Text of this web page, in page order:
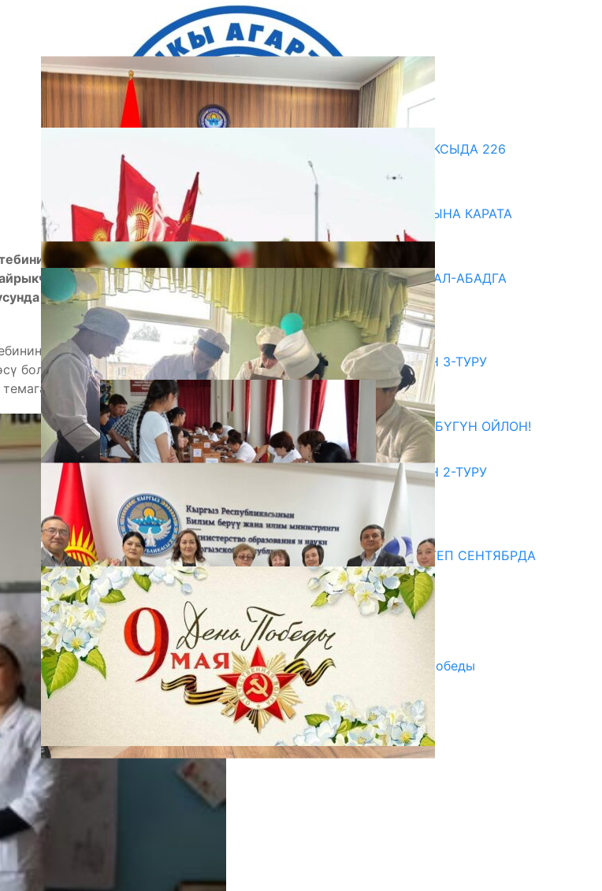
мугалимдери Айылдык
кыш учурундагы
талкууларды байма-бай
башталгыч классынын
болгондуктан жана деги эле
аябай кызыгаарын айтат.
Акыркы жаңылыктар
ДООР ӨЗГӨРТКӨН БИЛИМ: АКСЫДА 226
МУГАЛИМ ОКУУДАН ӨТТҮ
07.08.2026
НАРЫНДА ЖАҢЫ ОКУУ ЖЫЛЫНА КАРАТА
ДАЯРДЫКТАР ТАЛКУУЛАНДЫ
07.08.2026
«БИРИМДИК КЕРБЕНИ» ЖАЛАЛ-АБАДГА
КЕЛДИ
07.08.2026
Абитуриент
ЖОЖДОРГО КАБЫЛ АЛУУНУН 3-ТУРУ
БАШТАЛДЫ
27.07.2026
ӨЗҮҢДҮН КЕЛЕЧЕГИҢ ҮЧҮН БҮГҮН ОЙЛОН!
20.07.2026
ЖОЖДОРГО КАБЫЛ АЛУУНУН 2-ТУРУ
20.07.2026
Медиа
СУЗАКТА 750 ОРУНДУУ МЕКТЕП СЕНТЯБРДА
ПАЙДАЛАНУУГА БЕРИЛЕТ
07.08.2025
Улуу Жеңиштин жандуу сөзү
29.04.2025
Награды в преддверии Дня Победы
29.04.2025